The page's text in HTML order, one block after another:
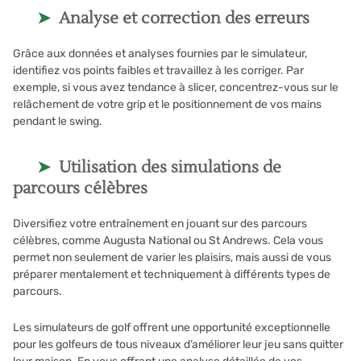
Analyse et correction des erreurs
Grâce aux données et analyses fournies par le simulateur,
identifiez vos points faibles et travaillez à les corriger. Par
exemple, si vous avez tendance à slicer, concentrez-vous sur le
relâchement de votre grip et le positionnement de vos mains
pendant le swing.
Utilisation des simulations de
parcours célèbres
Diversifiez votre entraînement en jouant sur des parcours
célèbres, comme Augusta National ou St Andrews. Cela vous
permet non seulement de varier les plaisirs, mais aussi de vous
préparer mentalement et techniquement à différents types de
parcours.
Les simulateurs de golf offrent une opportunité exceptionnelle
pour les golfeurs de tous niveaux d’améliorer leur jeu sans quitter